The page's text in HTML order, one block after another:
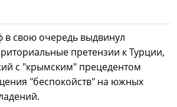
в свою очередь выдвинул
претензии к Турции,
с "крымским" прецедентом
"беспокойств" на южных